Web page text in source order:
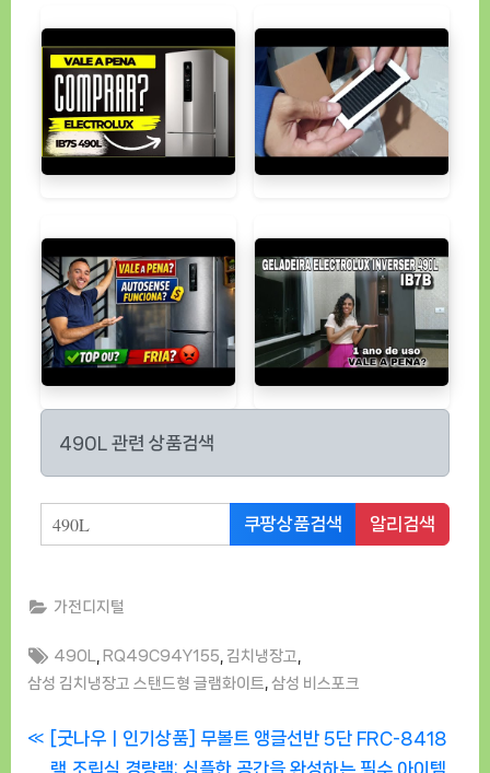
490L 관련 상품검색
쿠팡상품검색 알리검색
가전디지털
Tags:
490L RQ49C94Y155 김치냉장고
삼성 김치냉장고 스탠드형 글램화이트 삼성 비스포크
글P
r
[굿나우ㅣ인기상품] 무볼트 앵글선반 5단 FRC-8418
랙 조립식 경량랙: 심플한 공간을 완성하는 필수 아이템